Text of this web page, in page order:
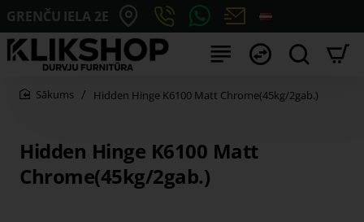
GRENČU IELA 2E
Hidden Hinge K6100 Matt
Chrome(45kg/2gab.)
Hidden Hinge K6100 Matt Chrome(45kg/2gab.)